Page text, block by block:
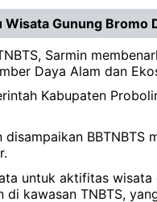
Wisata Gunung Bromo
Sarmin
Daya Alam dan
Kabupaten
untuk aktifitas
kawasan TNBTS,